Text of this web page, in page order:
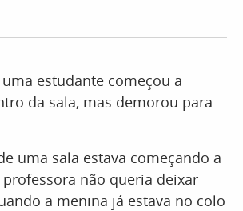
estudante começou a
da sala, mas demorou para
uma sala estava começando a
não queria deixar
a menina já estava no colo